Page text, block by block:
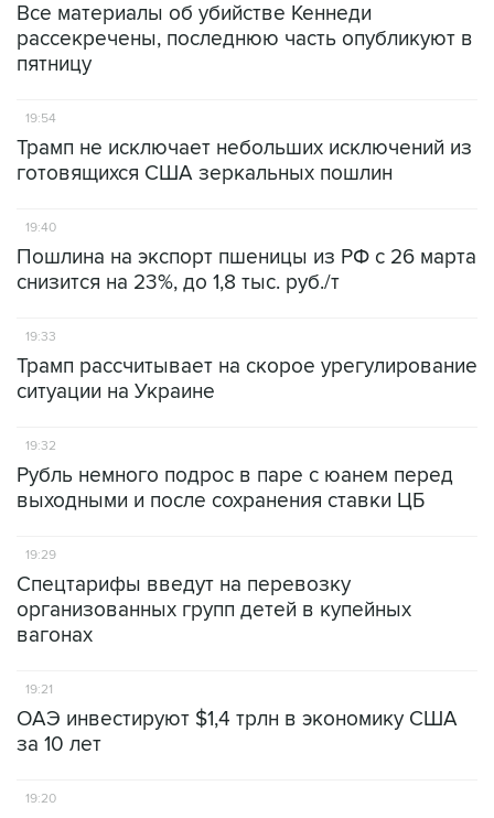
Все материалы об убийстве Кеннеди
рассекречены, последнюю часть опубликуют в
пятницу
19:54
Трамп не исключает небольших исключений из
готовящихся США зеркальных пошлин
19:40
Пошлина на экспорт пшеницы из РФ с 26 марта
снизится на 23%, до 1,8 тыс. руб./т
19:33
Трамп рассчитывает на скорое урегулирование
ситуации на Украине
19:32
Рубль немного подрос в паре с юанем перед
выходными и после сохранения ставки ЦБ
19:29
Спецтарифы введут на перевозку
организованных групп детей в купейных
вагонах
19:21
ОАЭ инвестируют $1,4 трлн в экономику США
за 10 лет
19:20